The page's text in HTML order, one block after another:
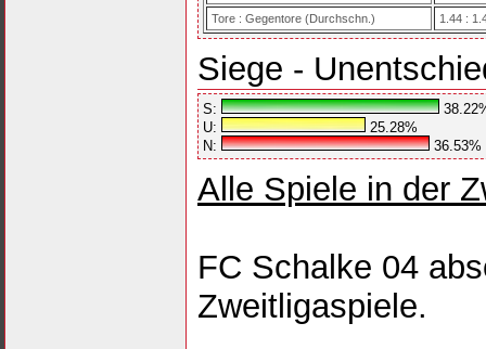
Tore : Gegentore (Durchschn.)
1.44 :
Siege -
S:
U:
25.28%
N:
36.53%
Alle Spiele in der
FC Schalke 04
Zweitligaspiele.